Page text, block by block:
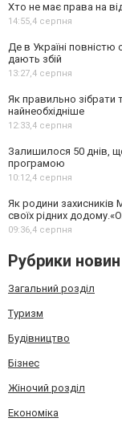
Хто не має права на
14:55,4 серпня
Де в Україні повністю
дають збій
13:27,4 серпня
Як правильно
найнеобхідніше
12:33,4 серпня
Залишилося 50 днів,
програмою
10:12,4 серпня
Як родини захисників
своїх рідних
09:36,4 серпня
Рубрики новин
Загальний розділ
Туризм
Будівництво
Бізнес
Жіночий розділ
Економіка